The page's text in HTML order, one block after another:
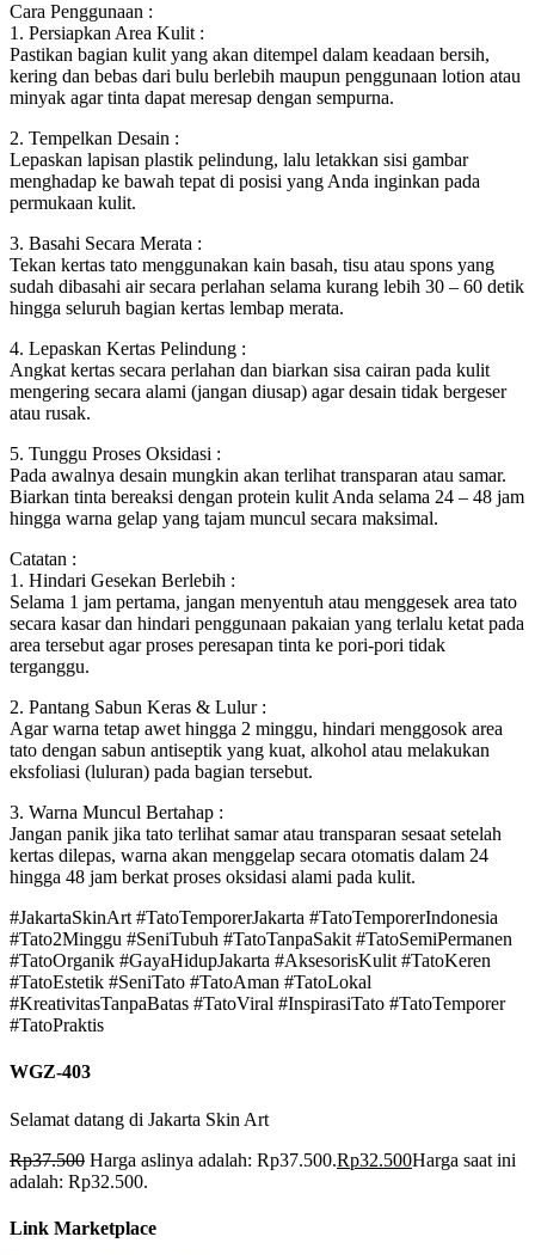
Cara Penggunaan :
1. Persiapkan Area Kulit :
Pastikan bagian kulit yang akan ditempel dalam keadaan bersih,
kering dan bebas dari bulu berlebih maupun penggunaan lotion atau
minyak agar tinta dapat meresap dengan sempurna.
2. Tempelkan Desain :
Lepaskan lapisan plastik pelindung, lalu letakkan sisi gambar
menghadap ke bawah tepat di posisi yang Anda inginkan pada
permukaan kulit.
3. Basahi Secara Merata :
Tekan kertas tato menggunakan kain basah, tisu atau spons yang
sudah dibasahi air secara perlahan selama kurang lebih 30 – 60 detik
hingga seluruh bagian kertas lembap merata.
4. Lepaskan Kertas Pelindung :
Angkat kertas secara perlahan dan biarkan sisa cairan pada kulit
mengering secara alami (jangan diusap) agar desain tidak bergeser
atau rusak.
5. Tunggu Proses Oksidasi :
Pada awalnya desain mungkin akan terlihat transparan atau samar.
Biarkan tinta bereaksi dengan protein kulit Anda selama 24 – 48 jam
hingga warna gelap yang tajam muncul secara maksimal.
Catatan :
1. Hindari Gesekan Berlebih :
Selama 1 jam pertama, jangan menyentuh atau menggesek area tato
secara kasar dan hindari penggunaan pakaian yang terlalu ketat pada
area tersebut agar proses peresapan tinta ke pori-pori tidak
terganggu.
2. Pantang Sabun Keras & Lulur :
Agar warna tetap awet hingga 2 minggu, hindari menggosok area
tato dengan sabun antiseptik yang kuat, alkohol atau melakukan
eksfoliasi (luluran) pada bagian tersebut.
3. Warna Muncul Bertahap :
Jangan panik jika tato terlihat samar atau transparan sesaat setelah
kertas dilepas, warna akan menggelap secara otomatis dalam 24
hingga 48 jam berkat proses oksidasi alami pada kulit.
#JakartaSkinArt #TatoTemporerJakarta #TatoTemporerIndonesia
#Tato2Minggu #SeniTubuh #TatoTanpaSakit #TatoSemiPermanen
#TatoOrganik #GayaHidupJakarta #AksesorisKulit #TatoKeren
#TatoEstetik #SeniTato #TatoAman #TatoLokal
#KreativitasTanpaBatas #TatoViral #InspirasiTato #TatoTemporer
#TatoPraktis
WGZ-403
Selamat datang di Jakarta Skin Art
Rp37.500 Harga aslinya adalah: Rp37.500.Rp32.500Harga saat ini
adalah: Rp32.500.
Link Marketplace